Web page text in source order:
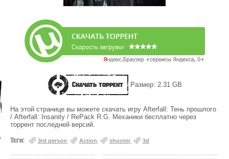
Скачать торрент Размер: 2.31 GB
На этой странице вы можете скачать игру Afterfall: Тень прошлого
/ Afterfall: Insanity / RePack R.G. Механики бесплатно через
торрент последней версий.
Теги: 3rd person Action shooter 3d